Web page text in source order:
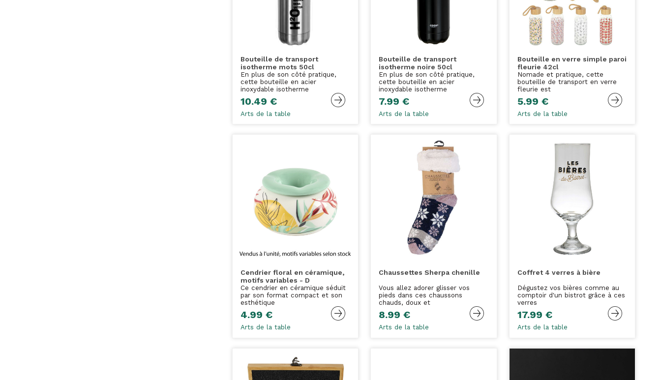
Bouteille de transport
isotherme mots 50cl
En plus de son côté pratique,
cette bouteille en acier
inoxydable isotherme
10.49 €
Arts de la table
Bouteille de transport
isotherme noire 50cl
En plus de son côté pratique,
cette bouteille en acier
inoxydable isotherme
7.99 €
Arts de la table
Bouteille en verre simple paroi
fleurie 42cl
Nomade et pratique, cette
bouteille de transport en verre
fleurie est
5.99 €
Arts de la table
Cendrier floral en céramique,
motifs variables - D
Ce cendrier en céramique séduit
par son format compact et son
esthétique
4.99 €
Arts de la table
Chaussettes Sherpa chenille
Vous allez adorer glisser vos
pieds dans ces chaussons
chauds, doux et
8.99 €
Arts de la table
Coffret 4 verres à bière
Dégustez vos bières comme au
comptoir d'un bistrot grâce à ces
verres
17.99 €
Arts de la table